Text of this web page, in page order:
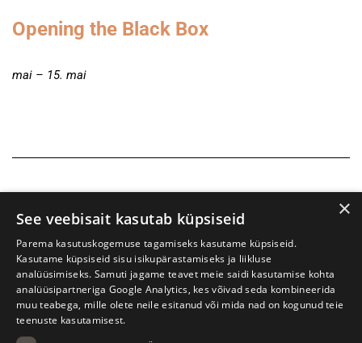
Opening the Black Box
mai – 15. mai
×
See veebisait kasutab küpsiseid
Parema kasutuskogemuse tagamiseks kasutame küpsiseid.
Kasutame küpsiseid sisu isikupärastamiseks ja liikluse
analüüsimiseks. Samuti jagame teavet meie saidi kasutamise kohta
analüüsipartneriga Google Analytics, kes võivad seda kombineerida
muu teabega, mille olete neile esitanud või mida nad on kogunud teie
teenuste kasutamisest.